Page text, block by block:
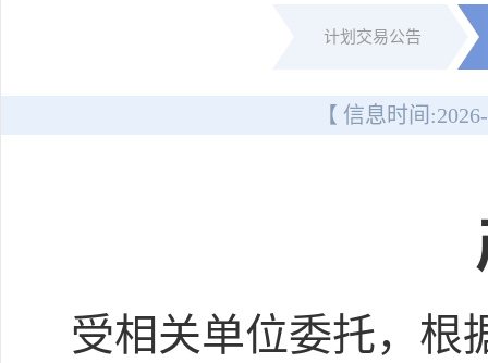
计划交易公告
【 信息时间:
受相关单位委托，根